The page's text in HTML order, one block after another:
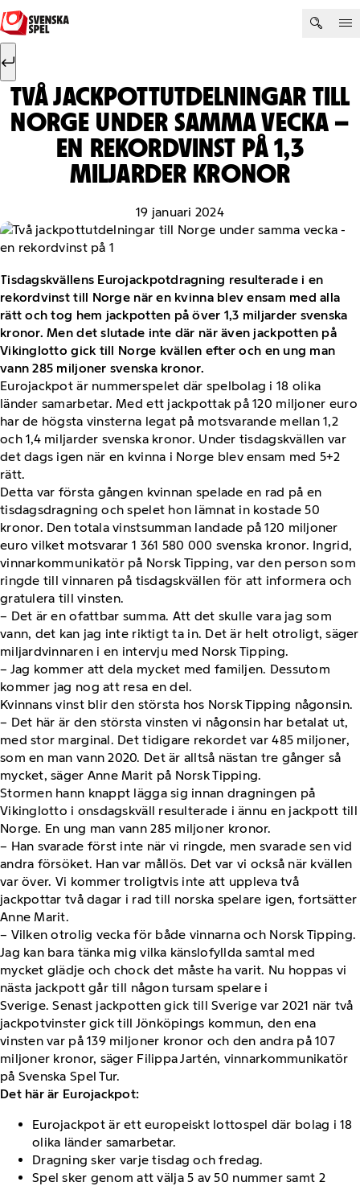
Hoppa till innehåll
Sök efter:
TVÅ JACKPOTTUTDELNINGAR TILL
NORGE UNDER SAMMA VECKA –
EN REKORDVINST PÅ 1,3
MILJARDER KRONOR
19 januari 2024
Tisdagskvällens Eurojackpotdragning resulterade i en
rekordvinst till Norge när en kvinna blevensam med alla
rätt och tog hem jackpotten på över 1,3 miljarder svenska
kronor. Men det slutade inte där när även jackpotten på
Vikinglotto gick till Norge kvällen efter och en ung man
vann 285 miljoner svenska kronor.
Eurojackpot är nummerspelet där spelbolag i 18 olika
länder samarbetar. Med ett jackpottak på 120 miljoner euro
har de högsta vinsterna legat på motsvarande mellan 1,2
och 1,4 miljarder svenska kronor. Under tisdagskvällen var
det dags igen när en kvinna i Norge blev ensam med 5+2
rätt.
Detta var första gången kvinnan spelade en rad på en
tisdagsdragning och spelet hon lämnat in kostade 50
kronor. Den totala vinstsumman landade på 120 miljoner
euro vilket motsvarar 1 361 580 000 svenska kronor. Ingrid,
vinnarkommunikatör på Norsk Tipping, var den person som
ringde till vinnaren på tisdagskvällen för att informera och
gratulera till vinsten.
– Det är en ofattbar summa. Att det skulle vara jag som
vann, det kan jag inte riktigt ta in. Det är helt otroligt, säger
miljardvinnaren i en intervju med Norsk Tipping.
– Jag kommer att dela mycket med familjen. Dessutom
kommer jag nog att resa en del.
Kvinnans vinst blir den största hos Norsk Tipping någonsin.
– Det här är den största vinsten vi någonsin har betalat ut,
med stor marginal. Det tidigare rekordet var 485 miljoner,
som en man vann 2020. Det är alltså nästan tre gånger så
mycket, säger Anne Marit på Norsk Tipping.
Stormen hann knappt lägga sig innan dragningen på
Vikinglotto i onsdagskväll resulterade i ännu en jackpott till
Norge. En ung man vann 285 miljoner kronor.
– Han svarade först inte när vi ringde, men svarade sen vid
andra försöket. Han var mållös. Det var vi också när kvällen
var över. Vi kommer troligtvis inte att uppleva två
jackpottar två dagar i rad till norska spelare igen, fortsätter
Anne Marit.
– Vilken otrolig vecka för både vinnarna och Norsk Tipping.
Jag kan bara tänka mig vilka känslofyllda samtal med
mycket glädje och chock det måste ha varit. Nu hoppas vi
nästa jackpott går till någon tursam spelare i
Sverige. Senast jackpotten gick till Sverige var 2021 när två
jackpotvinster gick till Jönköpings kommun, den ena
vinsten var på 139 miljoner kronor och den andra på 107
miljoner kronor, säger Filippa Jartén, vinnarkommunikatör
på Svenska Spel Tur.
Det här är Eurojackpot:
Eurojackpot är ett europeiskt lottospel där bolag i 18
olika länder samarbetar.
Dragning sker varje tisdag och fredag.
Spel sker genom att välja 5 av 50 nummer samt 2